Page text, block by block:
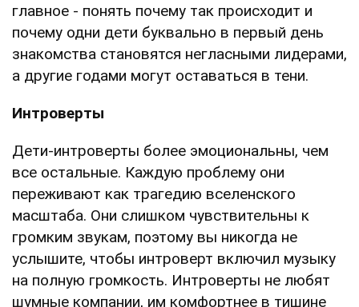
главное - понять почему так происходит и
почему одни дети буквально в первый день
знакомства становятся негласными лидерами,
а другие годами могут оставаться в тени.
Интроверты
Дети-интроверты более эмоциональны, чем
все остальные. Каждую проблему они
переживают как трагедию вселенского
масштаба. Они слишком чувствительны к
громким звукам, поэтому вы никогда не
услышите, чтобы интроверт включил музыку
на полную громкость. Интроверты не любят
шумные компании, им комфортнее в тишине